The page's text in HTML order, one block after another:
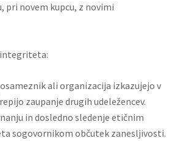
pri novem kupcu, z novimi
ali organizacija izkazujejo v
zaupanje drugih udeležencev.
in dosledno sledenje etičnim
sogovornikom občutek zanesljivosti.